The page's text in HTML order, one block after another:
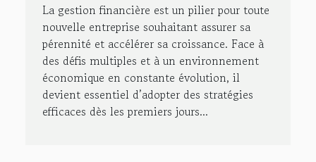
La gestion financière est un pilier pour toute
nouvelle entreprise souhaitant assurer sa
pérennité et accélérer sa croissance. Face à
des défis multiples et à un environnement
économique en constante évolution, il
devient essentiel d’adopter des stratégies
efficaces dès les premiers jours...